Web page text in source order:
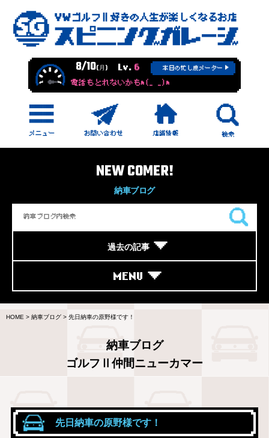
8/10(月) Lv. 6 本日の忙し度メーター
電話もとれないかもm(_ _)m
NEW COMER!
納車ブログ
過去の記事
MENU
HOME > 納車ブログ > 先日納車の原野様です！
納車ブログ
ゴルフⅡ仲間ニューカマー
先日納車の原野様です！